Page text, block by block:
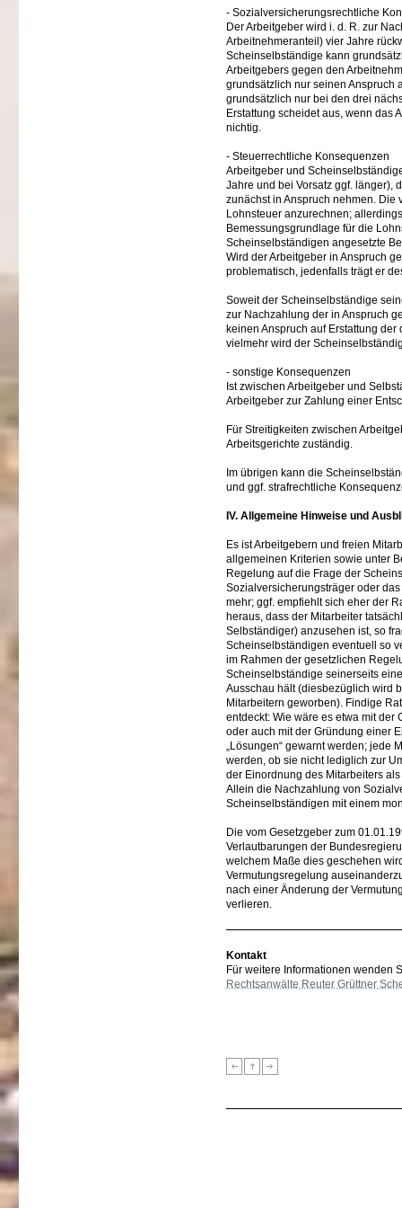
- Sozialversicherungsrechtliche
Der Arbeitgeber wird i. d. R. zur
Arbeitnehmeranteil) vier Jahre
Scheinselbständige kann
Arbeitgebers gegen den
grundsätzlich nur seinen Anspruch
grundsätzlich nur bei den drei
Erstattung scheidet aus, wenn das
nichtig.
- Steuerrechtliche Konsequenzen
Arbeitgeber und
Jahre und bei Vorsatz ggf. länger),
zunächst in Anspruch nehmen.
Lohnsteuer anzurechnen;
Bemessungsgrundlage für die
Scheinselbständigen angesetzte
Wird der Arbeitgeber in Anspruch
problematisch, jedenfalls trägt er
Soweit der Scheinselbständige
zur Nachzahlung der in Anspruch
keinen Anspruch auf Erstattung
vielmehr wird der
- sonstige Konsequenzen
Ist zwischen Arbeitgeber und
Arbeitgeber zur Zahlung einer
Für Streitigkeiten zwischen
Arbeitsgerichte zuständig.
Im übrigen kann die
und ggf. strafrechtliche
IV. Allgemeine Hinweise und
Es ist Arbeitgebern und freien
allgemeinen Kriterien sowie unter
Regelung auf die Frage der
Sozialversicherungsträger oder
mehr; ggf. empfiehlt sich eher der
heraus, dass der Mitarbeiter
Selbständiger) anzusehen ist, so
Scheinselbständigen eventuell so
im Rahmen der gesetzlichen
Scheinselbständige seinerseits
Ausschau hält (diesbezüglich wird
Mitarbeitern geworben). Findige
entdeckt: Wie wäre es etwa mit
oder auch mit der Gründung einer
„Lösungen“ gewarnt werden; jede
werden, ob sie nicht lediglich zur
der Einordnung des Mitarbeiters
Allein die Nachzahlung von
Scheinselbständigen mit einem
Die vom Gesetzgeber zum
Verlautbarungen der
welchem Maße dies geschehen
Vermutungsregelung
nach einer Änderung der
verlieren.
Kontakt
Für weitere Informationen wenden
Rechtsanwälte Reuter Grüttner